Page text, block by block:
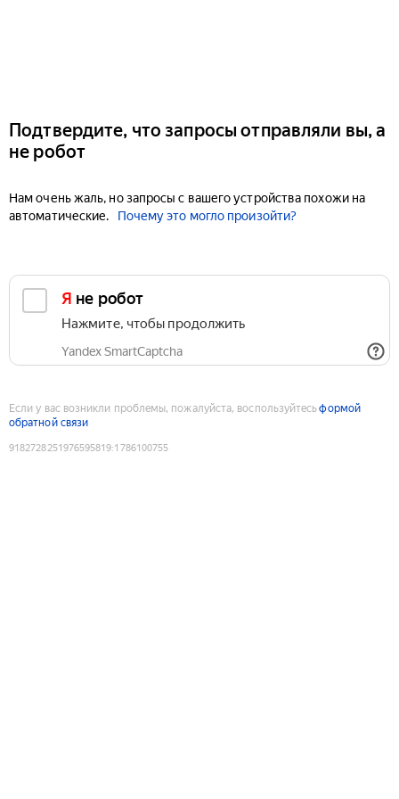
Подтвердите, что запросы отправляли вы, а
не робот
Нам очень жаль, но запросы с вашего устройства похожи на
автоматические.
Почему это могло произойти?
Я не робот
Нажмите, чтобы продолжить
Yandex SmartCaptcha
Если у вас возникли проблемы, пожалуйста, воспользуйтесьформой
обратной связи
9182728251976595819:1786100755